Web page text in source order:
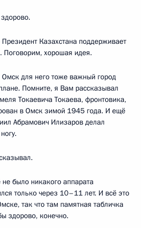
Казахстана поддерживает
Поговорим, хорошая идея.
Омск для него тоже важный город
Помните, я Вам рассказывал
Токаевича Токаева, фронтовика,
в Омск зимой 1945 года. И ещё
Абрамович Илизаров делал
было никакого аппарата
только через 10–11 лет. И всё это
так что там памятная табличка
здорово, конечно.